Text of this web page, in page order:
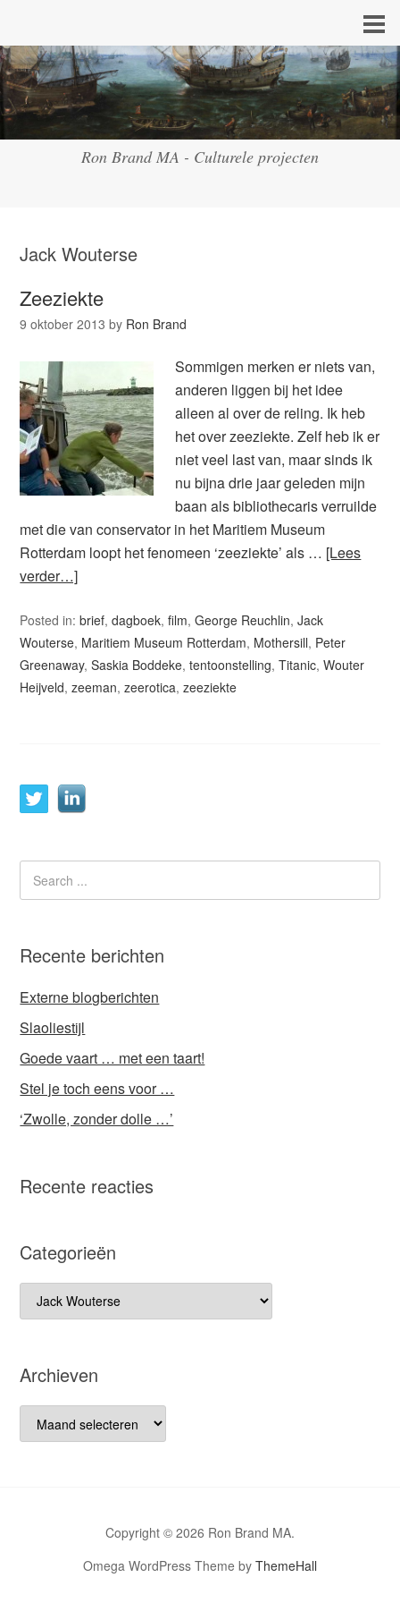
Ron Brand MA - Culturele projecten
Jack Wouterse
Zeeziekte
9 oktober 2013 by Ron Brand
Sommigen merken er niets van,
anderen liggen bij het idee
alleen al over de reling. Ik heb
het over zeeziekte. Zelf heb ik er
niet veel last van, maar sinds ik
nu bijna drie jaar geleden mijn
baan als bibliothecaris verruilde
met die van conservator in het Maritiem Museum
Rotterdam loopt het fenomeen ‘zeeziekte’ als … [Lees
verder…]
Posted in:brief,dagboek,film,George Reuchlin,Jack
Wouterse, Maritiem Museum Rotterdam, Mothersill, Peter
Greenaway,Saskia Boddeke,tentoonstelling,Titanic,Wouter
Heijveld,zeeman,zeerotica,zeeziekte
Recente berichten
Externe blogberichten
Slaoliestijl
Goede vaart … met een taart!
Stel je toch eens voor …
‘Zwolle, zonder dolle …’
Recente reacties
Categorieën
Categorieën
Archieven
Archieven
Copyright © 2026 Ron Brand MA.
Omega WordPress Theme by ThemeHall